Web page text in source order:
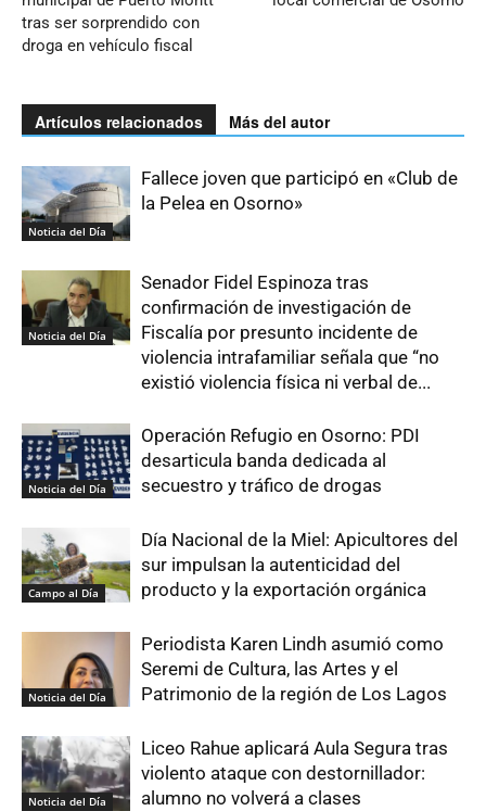
tras ser sorprendido con
droga en vehículo fiscal
Artículos relacionados Más del autor
Noticia del Día
Fallece joven que participó en «Club de
la Pelea en Osorno»
Noticia del Día
Senador Fidel Espinoza tras
confirmación de investigación de
Fiscalía por presunto incidente de
violencia intrafamiliar señala que “no
existió violencia física ni verbal de...
Noticia del Día
Operación Refugio en Osorno: PDI
desarticula banda dedicada al
secuestro y tráfico de drogas
Campo al Día
Día Nacional de la Miel: Apicultores del
sur impulsan la autenticidad del
producto y la exportación orgánica
Noticia del Día
Periodista Karen Lindh asumió como
Seremi de Cultura, las Artes y el
Patrimonio de la región de Los Lagos
Noticia del Día
Liceo Rahue aplicará Aula Segura tras
violento ataque con destornillador:
alumno no volverá a clases